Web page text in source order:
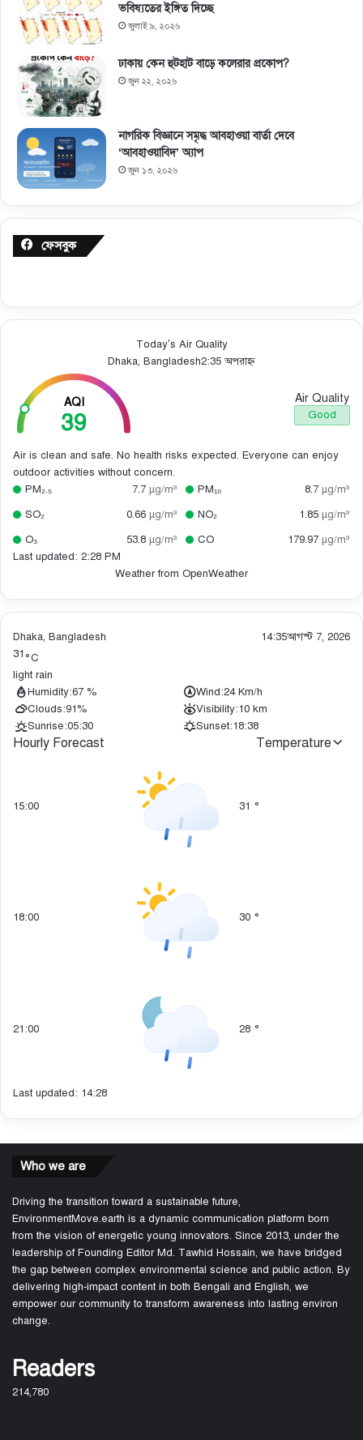
ভবিষ্যতের ইঙ্গিত দিচ্ছে
জুলাই ৯, ২০২৬
ঢাকায় কেন হুটহাট বাড়ে কলেরার প্রকোপ?
জুন ২২, ২০২৬
নাগরিক বিজ্ঞানে সমৃদ্ধ আবহাওয়া বার্তা দেবে
‘আবহাওয়াবিদ’ অ্যাপ
জুন ১৩, ২০২৬
ফেসবুক
Today’s Air Quality
Dhaka, Bangladesh2:35 অপরাহ্ন
AQI
39
Air Quality
Good
Air is clean and safe. No health risks expected. Everyone can enjoy
outdoor activities without concern.
PM₂.₅
7.7 µg/m³ PM₁₀ 8.7 µg/m³
SO₂
0.66 µg/m³ NO₂ 1.85 µg/m³
O₃
53.8 µg/m³ CO 179.97 µg/m³
Last updated: 2:28 PM
Weather from OpenWeather
Dhaka, Bangladesh 14:35আগস্ট 7, 2026
31 °C
light rain
Humidity:67 % Wind:24 Km/h
Clouds:91% Visibility:10 km
Sunrise:05:30 Sunset:18:38
Hourly Forecast Temperature
15:00 31 °
18:00 30 °
21:00 28 °
Last updated: 14:28
Who we are
Driving the transition toward a sustainable future,
EnvironmentMove.earth is a dynamic communication platform born
from the vision of energetic young innovators. Since 2013, under the
leadership of Founding Editor Md. Tawhid Hossain, we have bridged
the gap between complex environmental science and public action. By
delivering high-impact content in both Bengali and English, we
empower our community to transform awareness into lasting environ
change.
Readers
214,780